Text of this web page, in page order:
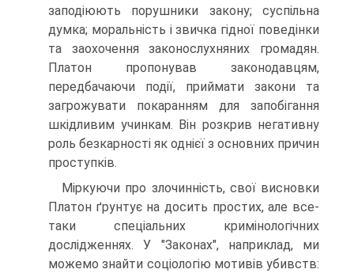
заподіюють порушники закону; суспільна
думка; моральність і звичка гідної поведінки
та заохочення законослухняних громадян.
Платон пропонував законодавцям,
передбачаючи події, приймати закони та
загрожувати покаранням для запобігання
шкідливим учинкам. Він розкрив негативну
роль безкарності як однієї з основних причин
проступків.
Міркуючи про злочинність, свої висновки
Платон ґрунтує на досить простих, але все-
таки спеціальних кримінологічних
дослідженнях. У "Законах", наприклад, ми
можемо знайти соціологію мотивів убивств: